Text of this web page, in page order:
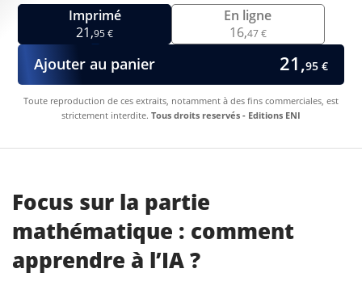
Imprimé
21,95 €
En ligne
16,47 €
Ajouter au panier 21,95 €
Toute reproduction de ces extraits, notamment à des fins commerciales, est
strictement interdite. Tous droits reservés - Editions ENI
Focus sur la partie
mathématique : comment
apprendre à l’IA ?